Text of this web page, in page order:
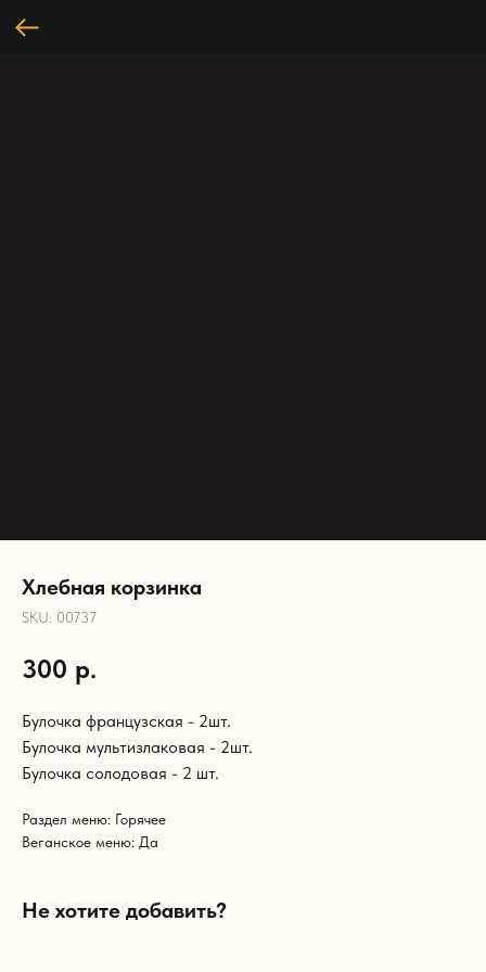
Хлебная корзинка
SKU: 00737
300 р.
Булочка французская - 2шт.
Булочка мультизлаковая - 2шт.
Булочка солодовая - 2 шт.
Раздел меню: Горячее
Веганское меню: Да
Не хотите добавить?